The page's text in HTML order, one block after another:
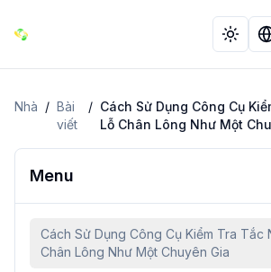
Nhà / Bài
viết
/ Cách Sử Dụng Công Cụ
Lỗ Chân Lông Như Một
Menu
Cách Sử Dụng Công Cụ Kiểm Tra Tắc
Chân Lông Như Một Chuyên Gia